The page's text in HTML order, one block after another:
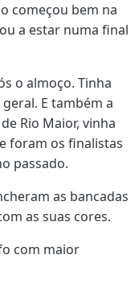
começou bem na
a estar numa final
o almoço. Tinha
E também a
Rio Maior, vinha
foram os finalistas
passado.
as bancadas
as suas cores.
com maior